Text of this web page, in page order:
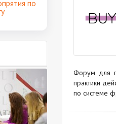
Форум для
практики
по системе
по